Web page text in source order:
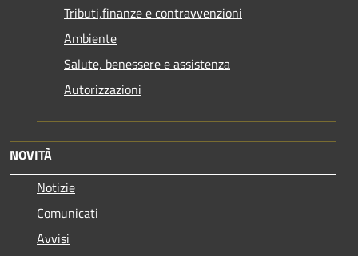
Tributi,finanze e contravvenzioni
Ambiente
Salute, benessere e assistenza
Autorizzazioni
NOVITÀ
Notizie
Comunicati
Avvisi